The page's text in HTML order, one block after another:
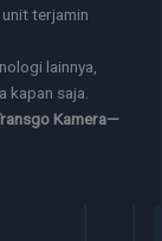
terjamin
lainnya,
kapan saja.
Kamera—